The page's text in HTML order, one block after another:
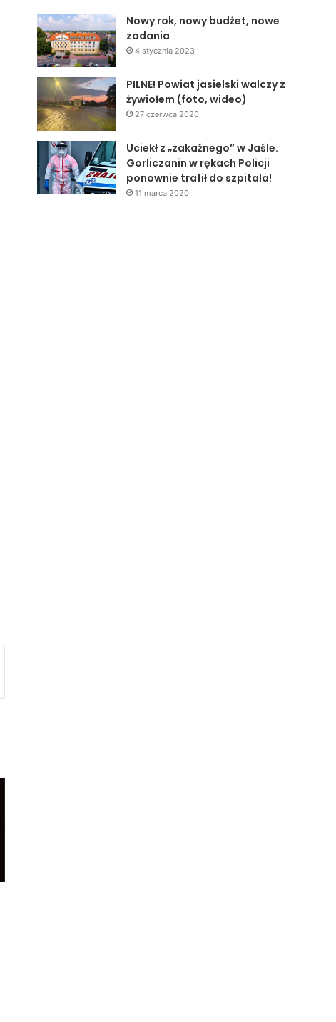
Nowy rok, nowy budżet, nowe
zadania
4 stycznia 2023
PILNE! Powiat jasielski walczy z
żywiołem (foto, wideo)
27 czerwca 2020
Uciekł z „zakaźnego” w Jaśle.
Gorliczanin w rękach Policji
ponownie trafił do szpitala!
11 marca 2020